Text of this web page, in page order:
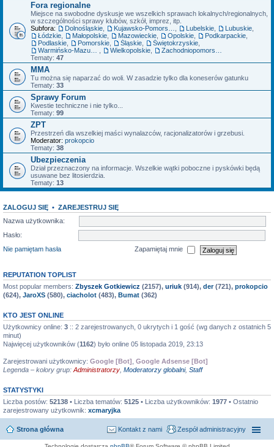
Fora regionalne
Miejsce na swobodne dyskusje we wszelkich sprawach lokalnych/regionalnych,
w szczególności sprawy klubów, szkół, imprez, itp.
Subfora:
Dolnośląskie Lubelskie Lubuskie
Łódzkie
Małopolskie Mazowieckie Opolskie Podkarpackie
Podlaskie
Pomorskie Śląskie Świętokrzyskie
Wielkopolskie
Tematy: 47
MMA
Tu można się naparzać do woli. W zasadzie tylko dla koneserów gatunku
Tematy: 33
Sprawy Forum
Kwestie techniczne i nie tylko...
Tematy: 99
ZPT
Przestrzeń dla wszelkiej maści wynalazców, racjonalizatorów i grzebusi.
Moderator: prokopcio
Tematy: 38
Ubezpieczenia
Dział przeznaczony na informacje. Wszelkie wątki poboczne i pyskówki będą
usuwane bez litosierdzia.
Tematy: 13
ZALOGUJ SIĘ • ZAREJESTRUJ SIĘ
Nazwa użytkownika:
Hasło:
Nie pamiętam hasła
Zapamiętaj mnie
REPUTATION TOPLIST
Most popular members: Zbyszek Gotkiewicz (2157), uriuk (914), der(721), prokopcio
(624), JaroXS (580), ciacholot (483), Bumat (362)
KTO JEST ONLINE
Użytkownicy online: 3 :: 2 zarejestrowanych, 0 ukrytych i 1 gość (wg danych z ostatnich 5
minut)
Najwięcej użytkowników (1162) było online 05 listopada 2019, 23:13
Zarejestrowani użytkownicy: Google [Bot] Google Adsense [Bot]
Legenda – kolory grup: Administratorzy Moderatorzy globalni, Staff
STATYSTYKI
Liczba postów: 52138 • Liczba tematów: 5125 • Liczba użytkowników: 1977 • Ostatnio
zarejestrowany użytkownik: xcmaryjka
Strona główna Zespół administracyjny
Kontakt z nami